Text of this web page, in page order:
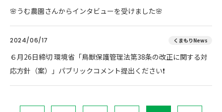
🌸うむ農園さんからインタビューを受けました🌸
2024/06/17 くまもりNews
６月26日締切 環境省「鳥獣保護管理法第38条の改正に関する対
応方針（案）」パブリックコメント提出ください❗